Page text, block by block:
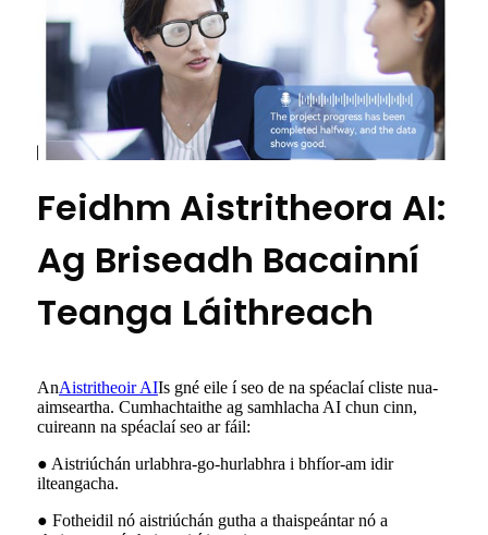
Feidhm Aistritheora AI:
Ag Briseadh Bacainní
Teanga Láithreach
AnAistritheoir AIIs gné eile í seo de na spéaclaí cliste nua-
aimseartha. Cumhachtaithe ag samhlacha AI chun cinn,
cuireann na spéaclaí seo ar fáil:
● Aistriúchán urlabhra-go-hurlabhra i bhfíor-am idir
ilteangacha.
● Fotheidil nó aistriúchán gutha a thaispeántar nó a